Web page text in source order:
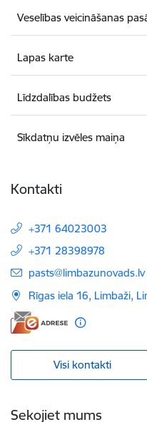
Veselības veicināšanas
Lapas karte
Līdzdalības budžets
Sīkdatņu izvēles maiņa
Kontakti
+371 64023003
+371 28398978
E-pasts:
pasts@limbazunovads.lv
Rīgas iela 16, Limbaži,
Visi kontakti
Sekojiet mums